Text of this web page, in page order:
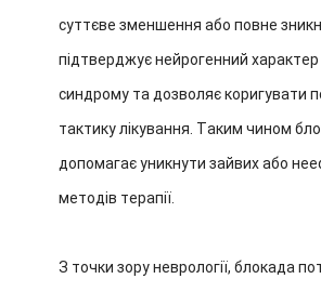
суттєве зменшення або повне
підтверджує нейрогенний
синдрому та дозволяє коригувати
тактику лікування. Таким чином
допомагає уникнути зайвих або
методів терапії.
З точки зору неврології, блокада